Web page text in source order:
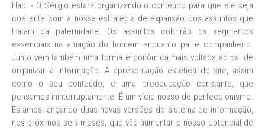
Habl - O Sérgio estará organizando o conteúdo para que ele seja
coerente com a nossa estratégia de expansão dos assuntos que
tratam da paternidade. Os assuntos cobrirão os segmentos
essenciais na atuação do homem enquanto pai e companheiro.
Junto vem também uma forma ergonômica mais voltada ao pai de
organizar a informação. A apresentação estética do site, assim
como o seu conteúdo, é uma preocupação constante, que
pensamos ininterruptamente. É um vício nosso de perfeccionismo.
Estamos lançando duas novas versões do sistema de informação,
nos próximos seis meses, que vão aumentar o nosso potencial de